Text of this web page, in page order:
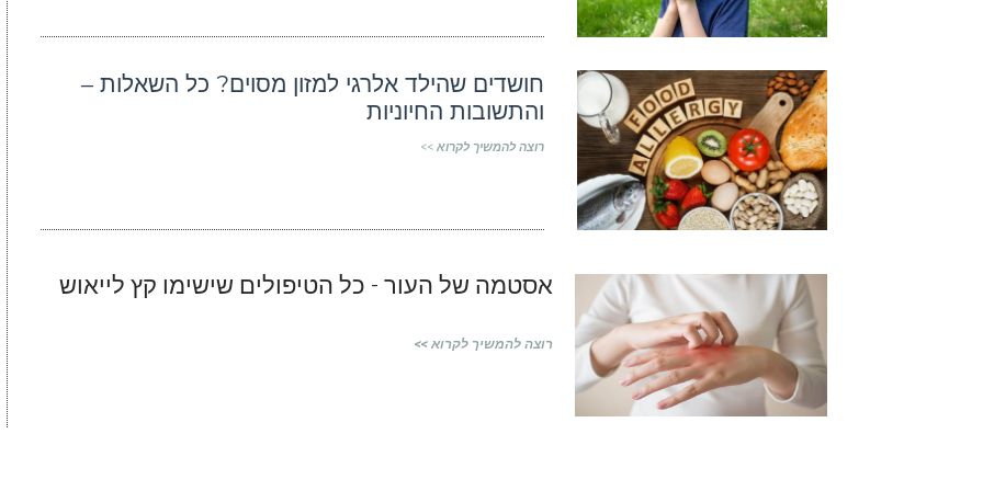
חושדים שהילד אלרגי למזון מסוים? כל השאלות –
והתשובות החיוניות
רוצה להמשיך לקרוא >>
אסטמה של העור - כל הטיפולים שישימו קץ לייאוש
רוצה להמשיך לקרוא >>